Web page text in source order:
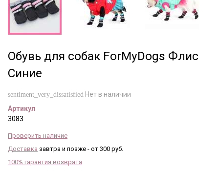
Обувь для собак ForMyDogs Флис
Синие
sentiment_very_dissatisfied Нет в наличии
Артикул
3083
Проверить наличие
Доставка завтра и позже - от 300 руб.
100% гарантия возврата